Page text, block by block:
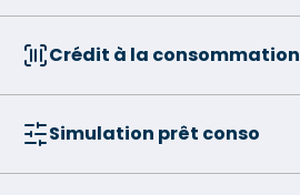
Crédit à la consommation
Simulation prêt conso